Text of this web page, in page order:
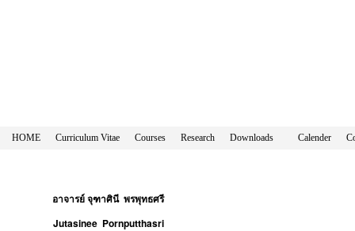
HOME Curriculum Vitae Courses Research Downloads Calender
อาจารย์ จุฑาศินี พรพุทธศรี
Jutasinee Pornputthasri